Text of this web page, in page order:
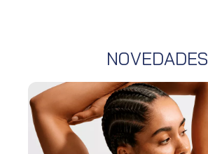
NOVEDADES